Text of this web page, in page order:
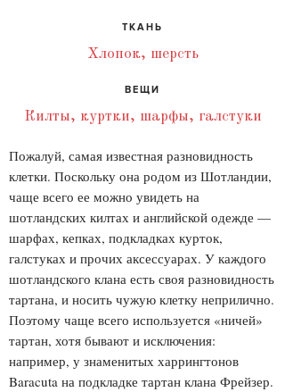
ТКАНЬ
Хлопок, шерсть
ВЕЩИ
Килты, куртки, шарфы, галстуки
Пожалуй, самая известная разновидность
клетки. Поскольку она родом из Шотландии,
чаще всего ее можно увидеть на
шотландских килтах и английской одежде —
шарфах, кепках, подкладках курток,
галстуках и прочих аксессуарах. У каждого
шотландского клана есть своя разновидность
тартана, и носить чужую клетку неприлично.
Поэтому чаще всего используется «ничей»
тартан, хотя бывают и исключения:
например, у знаменитых харрингтонов
Baracuta на подкладке тартан клана Фрейзер.